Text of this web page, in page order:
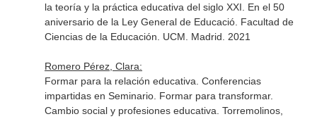
la teoría y la práctica educativa del siglo XXI. En el 50
aniversario de la Ley General de Educació. Facultad de
Ciencias de la Educación. UCM. Madrid. 2021
Romero Pérez, Clara:
Formar para la relación educativa. Conferencias
impartidas en Seminario. Formar para transformar.
Cambio social y profesiones educativa. Torremolinos,